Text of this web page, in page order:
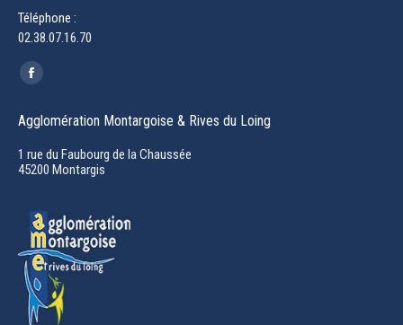
Téléphone :
02.38.07.16.70
Trouvez nous sur :
Facebook
opens
in
new
Agglomération Montargoise & Rives du Loing
1 rue du Faubourg de la Chaussée
45200 Montargis